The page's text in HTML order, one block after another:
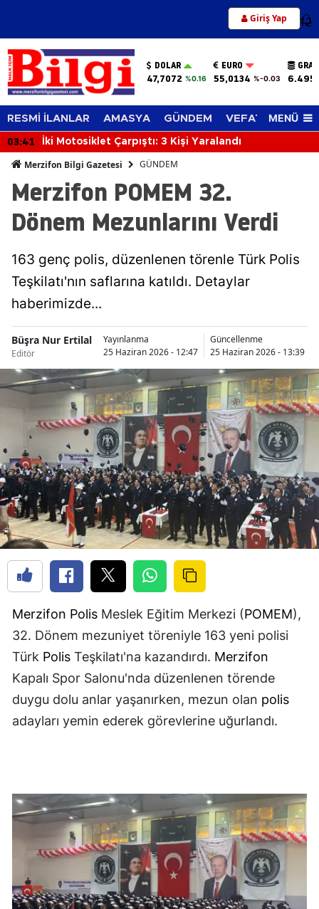
Giriş Yap 12
DOLAR
47,7072 %0.16
EURO
55,0134 %-0.03
RESMİ İLANLAR AMASYA GÜNDEM VEFAT EDENLER
MENÜ
03:02
Apartmanın Enerji Odasında Çıkan Yangın Çatıya
Merzifon Bilgi Gazetesi GÜNDEM
Merzifon POMEM 32.
Dönem Mezunlarını Verdi
163 genç polis, düzenlenen törenle Türk Polis
Teşkilatı'nın saflarına katıldı. Detaylar
haberimizde...
Büşra Nur Ertilal
Editör
Yayınlanma
25 Haziran 2026 - 12:47
Güncellenme
25 Haziran 2026 - 13:39
Merzifon Polis Meslek Eğitim Merkezi (POMEM),
32. Dönem mezuniyet töreniyle 163 yeni polisi
Türk Polis Teşkilatı'na kazandırdı. Merzifon
Kapalı Spor Salonu'nda düzenlenen törende
duygu dolu anlar yaşanırken, mezun olan polis
adayları yemin ederek görevlerine uğurlandı.